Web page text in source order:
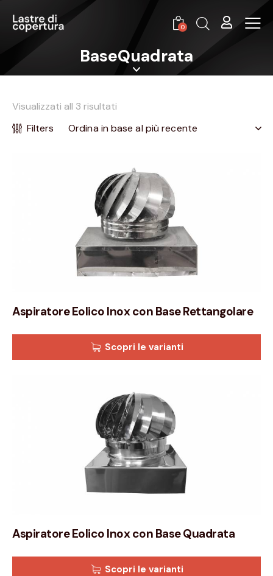
0
BaseQuadrata
Visualizzati all 3 risultati
Filters
Aspiratore Eolico Inox con Base Rettangolare
Scopri le varianti
Aspiratore Eolico Inox con Base Quadrata
Scopri le varianti